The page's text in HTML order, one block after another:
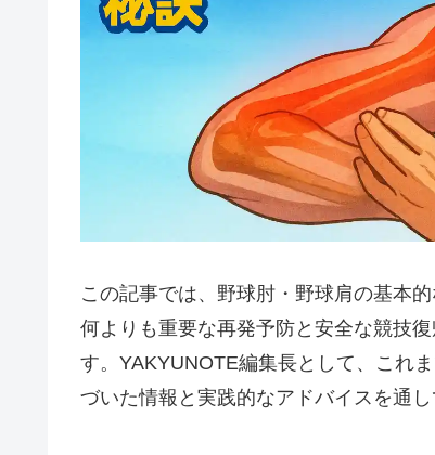
この記事では、野球肘・野球肩の基本
何よりも重要な再発予防と安全な競技
す。YAKYUNOTE編集長として、これ
づいた情報と実践的なアドバイスを通